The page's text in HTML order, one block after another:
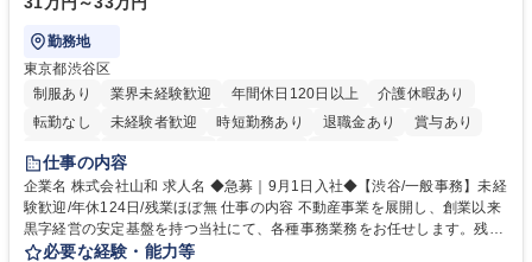
勤務地
東京都渋谷区
制服あり
業界未経験歓迎 年間休日120日以上
介護休暇あり
転勤なし
未経験者歓迎 時短勤務あり 退職金あり
賞与あり
育休あり
完全週休2日制
仕事の内容
企業名 株式会社山和 求人名 ◆急募｜9月1日入社◆【渋谷/一般事務】未経
験歓迎/年休124日/残業ほぼ無 仕事の内容 不動産事業を展開し、創業以来
黒字経営の安定基盤を持つ当社にて、各種事務業務をお任せします。残業
がほぼ発生せず、連続した日程の有給取得が可能なため、WLBを整えたい
必要な経験・能力等